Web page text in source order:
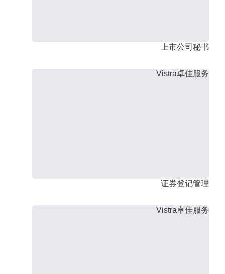
上市公司秘书
Vistra卓佳服务
证券登记管理
Vistra卓佳服务